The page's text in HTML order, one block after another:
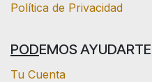
Política de Privacidad
PODEMOS AYUDARTE
Tu Cuenta